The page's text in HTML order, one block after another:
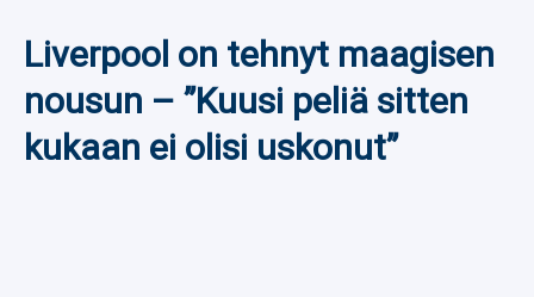
Jalkapallo
Yleisurheilu
Liverpool on tehnyt maagisen
nousun – ”Kuusi peliä sitten
kukaan ei olisi uskonut”